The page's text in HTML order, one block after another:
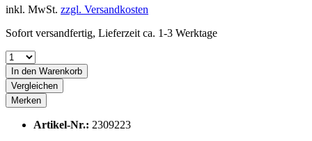
inkl. MwSt. zzgl. Versandkosten
Sofort versandfertig, Lieferzeit ca. 1-3 Werktage
In den Warenkorb
Vergleichen
Merken
Artikel-Nr.: 2309223